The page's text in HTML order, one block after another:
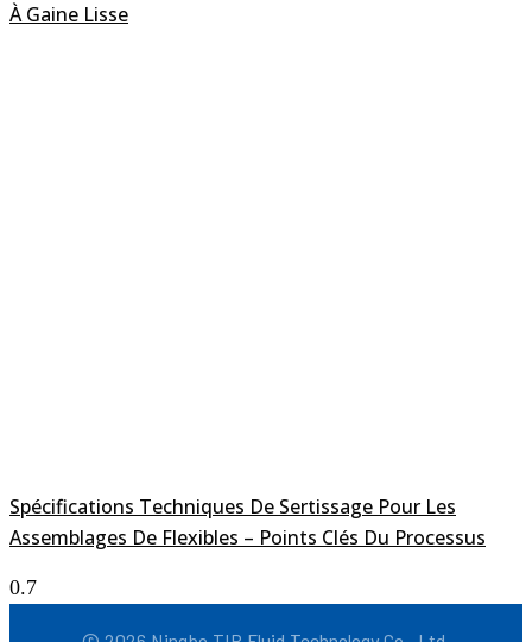
À Gaine Lisse
Spécifications Techniques De Sertissage Pour Les
Assemblages De Flexibles – Points Clés Du Processus